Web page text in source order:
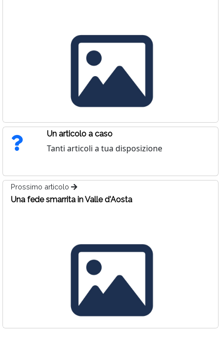
Un articolo a caso
Tanti articoli a tua disposizione
Prossimo articolo
Una fede smarrita in Valle d'Aosta